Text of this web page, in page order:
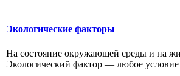
Экологические факторы
На состояние окружающей среды и на
Экологический фактор — любое ус­ловие